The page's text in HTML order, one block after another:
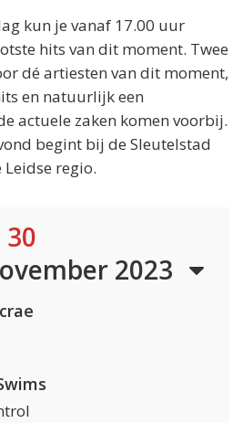
kun je vanaf 17.00 uur
hits van dit moment. Twee
dé artiesten van dit moment,
en natuurlijk een
actuele zaken komen voorbij.
begint bij de Sleutelstad
regio.
2023